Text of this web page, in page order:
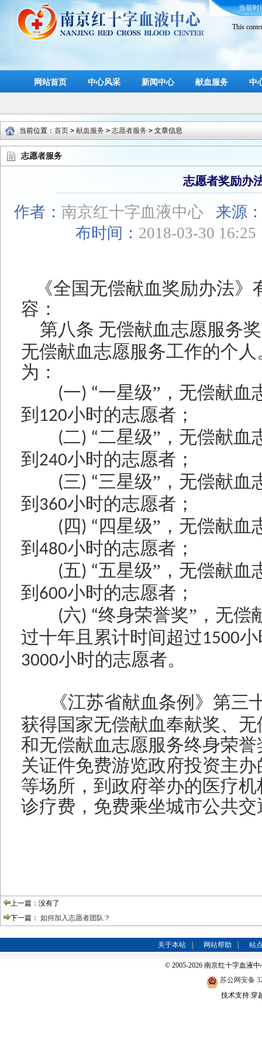
当前时
This
网站首页 中心风采 新闻中心 献血服务 中
当前位置： 首页 > 献血服务 > 志愿者服务 > 文章信息
志愿者服务
志愿者奖励办
作者：南京红十字血液中心 来源
布时间： 2018-03-30
《全国无偿献血奖励办法》
容：
第八条 无偿献血志愿服务
无偿献血志愿服务工作的个
为：
(一) “一星级”，无偿献血
到 120小时的志愿者；
(二) “二星级”，无偿献血
到 240小时的志愿者；
(三) “三星级”，无偿献血
到 360小时的志愿者；
( 四 ) “ 四星级”，无偿献血
到 480小时的志愿者；
(五) “五星级”，无偿献血
到 600小时的志愿者；
(六) “终身荣誉奖”，无偿
过十年且累计时间超过1500小
3000小时的志愿者。
《江苏省献血条例》第三
获得国家无偿献血奉献奖、
和无偿献血志愿服务终身荣
关证件免费游览政府投资主
等场所，到政府举办的医疗
诊疗费，免费乘坐城市公共
上一篇：没有了
下一篇： 如何加入志愿者团队？
关于本站 网站帮助 站
© 2005-2026 南京红十字血液
苏公网安备
技术支持:穿